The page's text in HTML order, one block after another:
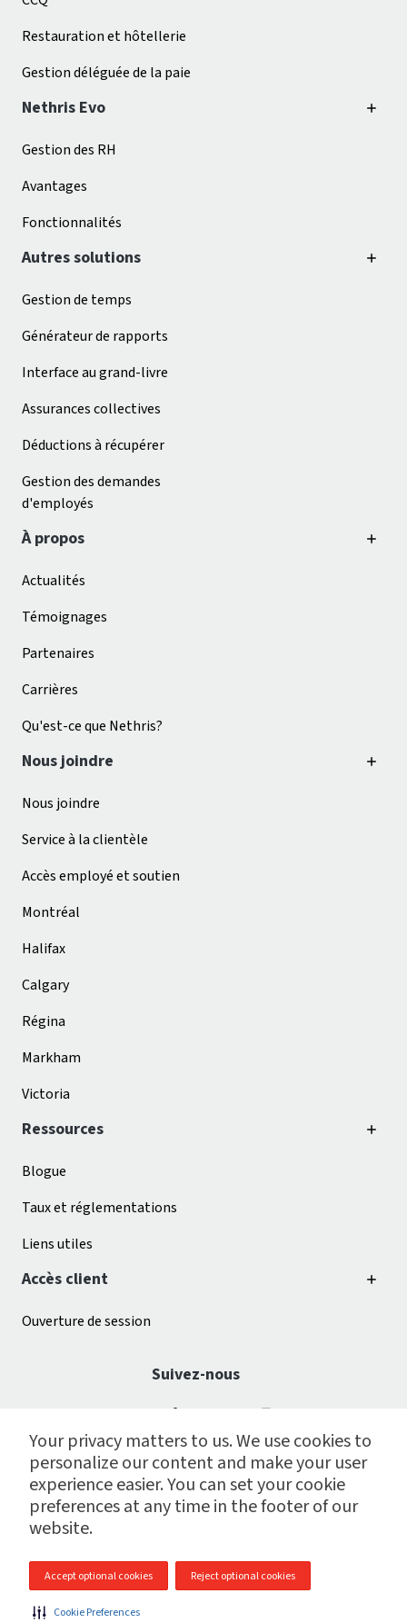
Your privacy matters to us. We use cookies to
personalize our content and make your user
experience easier. You can set your cookie
preferences at any time in the footer of our
website.
Accept optional cookies Reject optional cookies
Cookie Preferences
Restauration et hôtellerie
Gestion déléguée de la paie
Nethris Evo
Gestion des RH
Avantages
Fonctionnalités
Autres solutions
Gestion de temps
Générateur de rapports
Interface au grand-livre
Assurances collectives
Déductions à récupérer
Gestion des demandes
d'employés
À propos
Actualités
Témoignages
Partenaires
Carrières
Qu'est-ce que Nethris?
Nous joindre
Nous joindre
Service à la clientèle
Accès employé et soutien
Montréal
Halifax
Calgary
Régina
Markham
Victoria
Ressources
Blogue
Taux et réglementations
Liens utiles
Accès client
Ouverture de session
Suivez-nous
© 2009 - 2026 Centre de services de paie CGI inc.